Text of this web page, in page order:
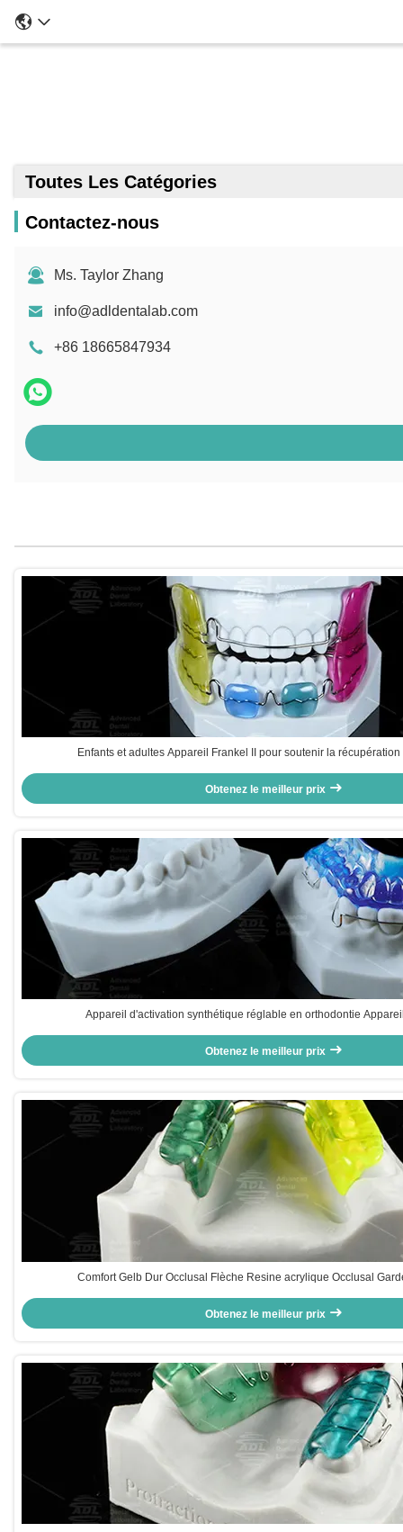
Toutes Les Catégories
Contactez-nous
Ms. Taylor Zhang
info@adldentalab.com
+86 18665847934
Enfants et adultes Appareil Frankel II pour soutenir la
Obtenez le meilleur prix
Appareil d'activation synthétique réglable en orthodontie
Obtenez le meilleur prix
Comfort Gelb Dur Occlusal Flèche Resine acrylique Occlusal
Obtenez le meilleur prix